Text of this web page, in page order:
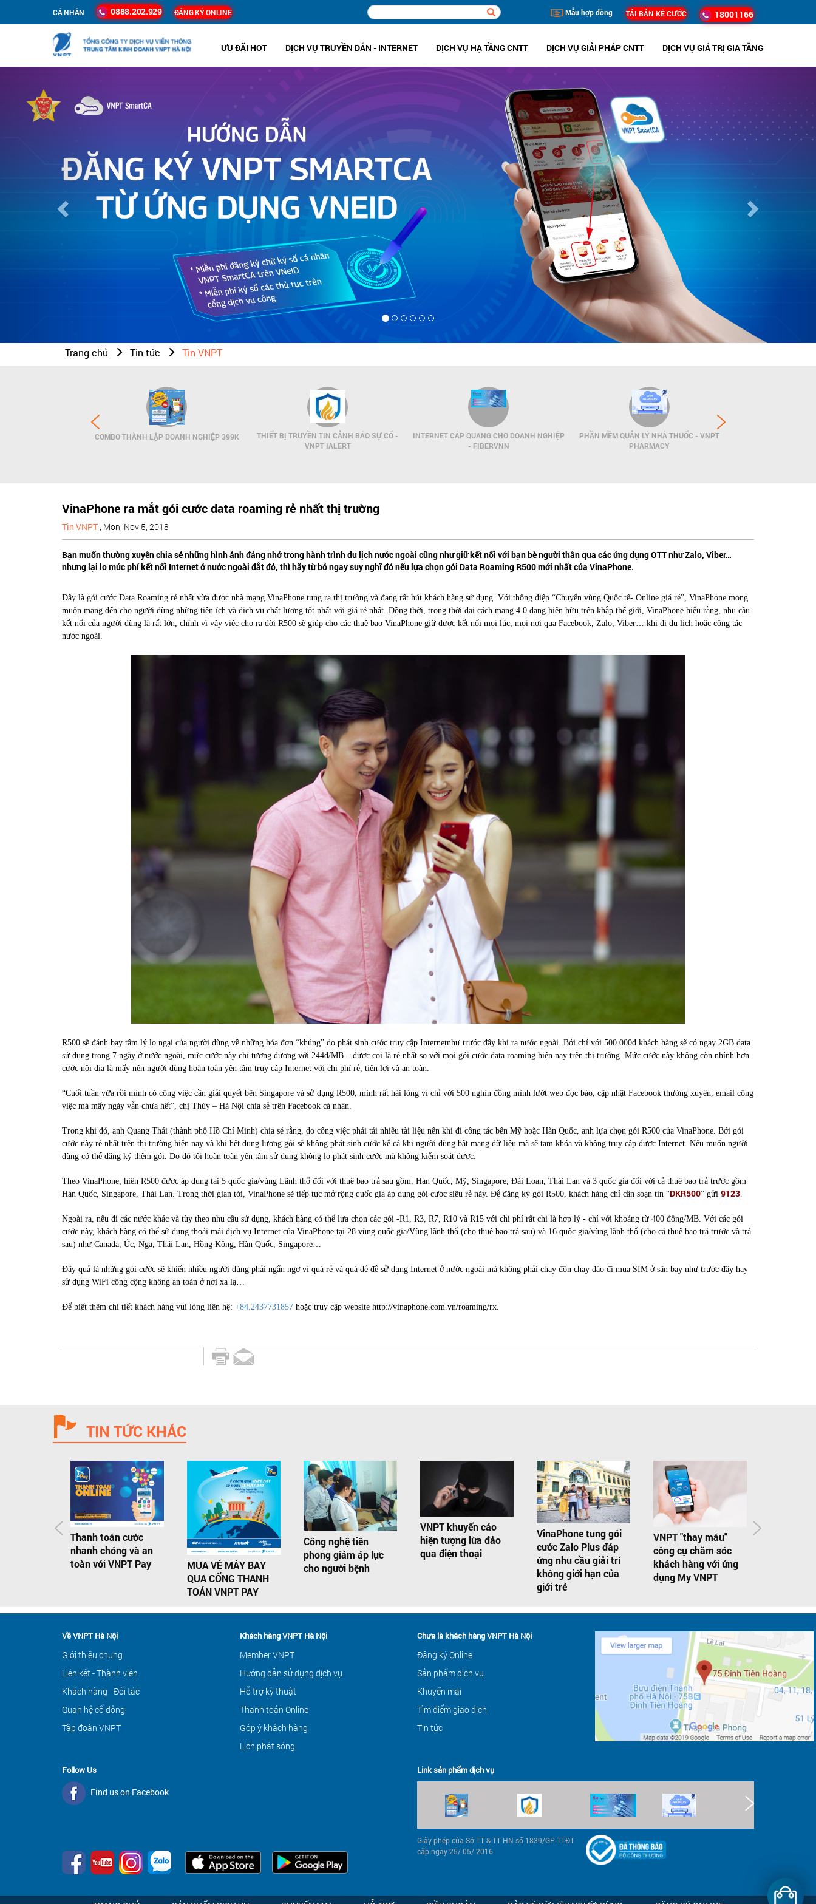
CÁ NHÂN 0888.202.929 ĐĂNG KÝ ONLINE Mẫu hợp đồng TẢI BẢN KÊ CƯỚC 18001166
ƯU ĐÃI HOT DỊCH VỤ TRUYỀN DẪN - INTERNET DỊCH VỤ HẠ TẦNG CNTT DỊCH VỤ GIẢI PHÁP CNTT DỊCH VỤ GIÁ TRỊ GIA TĂNG
Trang chủ Tin tức Tin VNPT
COMBO THÀNH LẬP DOANH NGHIỆP 399K
THIẾT BỊ TRUYỀN TIN CẢNH BÁO SỰ CỐ -
VNPT IALERT
INTERNET CÁP QUANG CHO DOANH NGHIỆP
- FIBERVNN
PHẦN MỀM QUẢN LÝ NHÀ THUỐC - VNPT
PHARMACY
VinaPhone ra mắt gói cước data roaming rẻ nhất thị trường
Tin VNPT, Mon, Nov 5, 2018
Bạn muốn thường xuyên chia sẻ những hình ảnh đáng nhớ trong hành trình du lịch nước ngoài cũng như giữ kết nối với bạn bè người thân qua các ứng dụng OTT như Zalo, Viber…
nhưng lại lo mức phí kết nối Internet ở nước ngoài đắt đỏ, thì hãy từ bỏ ngay suy nghĩ đó nếu lựa chọn gói Data Roaming R500 mới nhất của VinaPhone.
Đây là gói cước Data Roaming rẻ nhất vừa được nhà mạng VinaPhone tung ra thị trường và đang rất hút khách hàng sử dụng. Với thông điệp “Chuyển vùng Quốc tế- Online giá rẻ”, VinaPhone mong
muốn mang đến cho người dùng những tiện ích và dịch vụ chất lượng tốt nhất với giá rẻ nhất. Đồng thời, trong thời đại cách mạng 4.0 đang hiện hữu trên khắp thế giới, VinaPhone hiểu rằng, nhu cầu
kết nối của người dùng là rất lớn, chính vì vậy việc cho ra đời R500 sẽ giúp cho các thuê bao VinaPhone giữ được kết nối mọi lúc, mọi nơi qua Facebook, Zalo, Viber… khi đi du lịch hoặc công tác
nước ngoài.
R500 sẽ đánh bay tâm lý lo ngại của người dùng về những hóa đơn “khủng” do phát sinh cước truy cập Internetnhư trước đây khi ra nước ngoài. Bởi chỉ với 500.000đ khách hàng sẽ có ngay 2GB data
sử dụng trong 7 ngày ở nước ngoài, mức cước này chỉ tương đương với 244đ/MB – được coi là rẻ nhất so với mọi gói cước data roaming hiện nay trên thị trường. Mức cước này không còn nhỉnh hơn
cước nội địa là mấy nên người dùng hoàn toàn yên tâm truy cập Internet với chi phí rẻ, tiện lợi và an toàn.
“Cuối tuần vừa rồi mình có công việc cần giải quyết bên Singapore và sử dụng R500, mình rất hài lòng vì chỉ với 500 nghìn đồng mình lướt web đọc báo, cập nhật Facebook thường xuyên, email công
việc mà mấy ngày vẫn chưa hết”, chị Thúy – Hà Nội chia sẻ trên Facebook cá nhân.
Trong khi đó, anh Quang Thái (thành phố Hồ Chí Minh) chia sẻ rằng, do công việc phải tải nhiều tài liệu nên khi đi công tác bên Mỹ hoặc Hàn Quốc, anh lựa chọn gói R500 của VinaPhone. Bởi gói
cước này rẻ nhất trên thị trường hiện nay và khi hết dung lượng gói sẽ không phát sinh cước kể cả khi người dùng bật mạng dữ liệu mà sẽ tạm khóa và không truy cập được Internet. Nếu muốn người
dùng có thể đăng ký thêm gói. Do đó tôi hoàn toàn yên tâm sử dụng không lo phát sinh cước mà không kiểm soát được.
Theo VinaPhone, hiện R500 được áp dụng tại 5 quốc gia/vùng Lãnh thổ đối với thuê bao trả sau gồm: Hàn Quốc, Mỹ, Singapore, Đài Loan, Thái Lan và 3 quốc gia đối với cả thuê bao trả trước gồm
Hàn Quốc, Singapore, Thái Lan. Trong thời gian tới, VinaPhone sẽ tiếp tục mở rộng quốc gia áp dụng gói cước siêu rẻ này. Để đăng ký gói R500, khách hàng chỉ cần soạn tin “DKR500” gửi 9123.
Ngoài ra, nếu đi các nước khác và tùy theo nhu cầu sử dụng, khách hàng có thể lựa chọn các gói -R1, R3, R7, R10 và R15 với chi phí rất chi là hợp lý - chỉ với khoảng từ 400 đồng/MB. Với các gói
cước này, khách hàng có thể sử dụng thoải mái dịch vụ Internet của VinaPhone tại 28 vùng quốc gia/Vùng lãnh thổ (cho thuê bao trả sau) và 16 quốc gia/vùng lãnh thổ (cho cả thuê bao trả trước và trả
sau) như Canada, Úc, Nga, Thái Lan, Hồng Kông, Hàn Quốc, Singapore…
Đây quả là những gói cước sẽ khiến nhiều người dùng phải ngẩn ngơ vì quá rẻ và quá dễ để sử dụng Internet ở nước ngoài mà không phải chạy đôn chạy đáo đi mua SIM ở sân bay như trước đây hay
sử dụng WiFi công cộng không an toàn ở nơi xa lạ…
Để biết thêm chi tiết khách hàng vui lòng liên hệ: +84.2437731857 hoặc truy cập website http://vinaphone.com.vn/roaming/rx.
TIN TỨC KHÁC
Thanh toán cước
nhanh chóng và an
toàn với VNPT Pay
MUA VÉ MÁY BAY
QUA CỔNG THANH
TOÁN VNPT PAY
Công nghệ tiên
phong giảm áp lực
cho người bệnh
VNPT khuyến cáo
hiện tượng lừa đảo
qua điện thoại
VinaPhone tung gói
cước Zalo Plus đáp
ứng nhu cầu giải trí
không giới hạn của
giới trẻ
VNPT "thay máu"
công cụ chăm sóc
khách hàng với ứng
dụng My VNPT
Về VNPT Hà Nội
Giới thiệu chung
Liên kết - Thành viên
Khách hàng - Đối tác
Quan hệ cổ đông
Tập đoàn VNPT
Khách hàng VNPT Hà Nội
Member VNPT
Hướng dẫn sử dụng dịch vụ
Hỗ trợ kỹ thuật
Thanh toán Online
Góp ý khách hàng
Lịch phát sóng
Chưa là khách hàng VNPT Hà Nội
Đăng ký Online
Sản phẩm dịch vụ
Khuyến mại
Tìm điểm giao dịch
Tin tức
Link sản phẩm dịch vụ
Giấy phép của Sở TT & TT HN số 1839/GP-TTĐT
cấp ngày 25/ 05/ 2016
Follow Us
Find us on Facebook